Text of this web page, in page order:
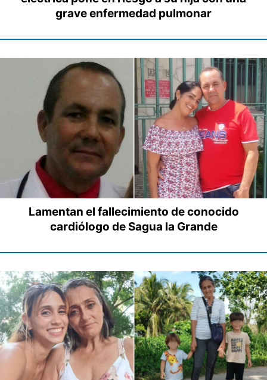
grave enfermedad pulmonar
Lamentan el fallecimiento de conocido
cardiólogo de Sagua la Grande